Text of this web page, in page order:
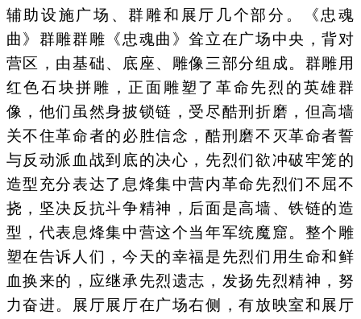
辅助设施广场、群雕和展厅几个部分。《忠魂
曲》群雕群雕《忠魂曲》耸立在广场中央，背对
营区，由基础、底座、雕像三部分组成。群雕用
红色石块拼雕，正面雕塑了革命先烈的英雄群
像，他们虽然身披锁链，受尽酷刑折磨，但高墙
关不住革命者的必胜信念，酷刑磨不灭革命者誓
与反动派血战到底的决心，先烈们欲冲破牢笼的
造型充分表达了息烽集中营内革命先烈们不屈不
挠，坚决反抗斗争精神，后面是高墙、铁链的造
型，代表息烽集中营这个当年军统魔窟。整个雕
塑在告诉人们，今天的幸福是先烈们用生命和鲜
血换来的，应继承先烈遗志，发扬先烈精神，努
力奋进。展厅展厅在广场右侧，有放映室和展厅